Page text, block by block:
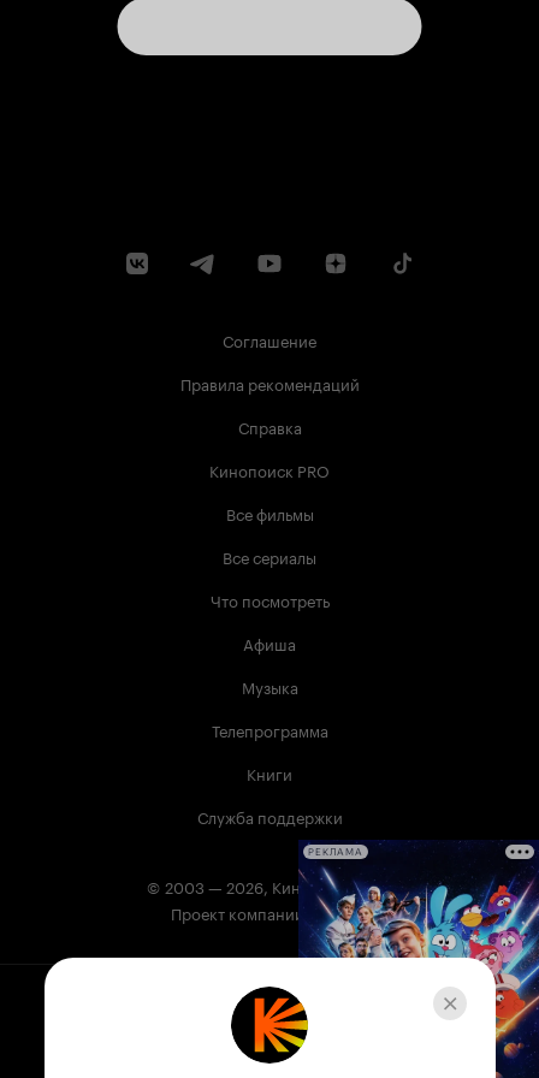
Соглашение
Правила рекомендаций
Справка
Кинопоиск PRO
Все фильмы
Все сериалы
Что посмотреть
Афиша
Музыка
Телепрограмма
Книги
Служба поддержки
© 2003 — 2026, Кинопоиск 18+
Проект компании
Сервис Кинопоиск может содержать информацию,
не предназначенную для несовершеннолетних.
На Кинопоиске есть фильмы и сериалы, в которых
упоминаются наркотики. Незаконное потребление
РЕКЛАМА